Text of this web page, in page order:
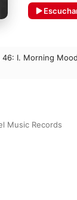
46: I. Morning Mood
Music Records